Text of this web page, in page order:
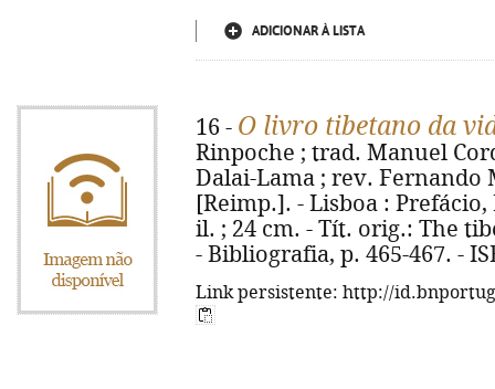
ADICIONAR À LISTA
16 - O livro tibetano da
Rinpoche ; trad. Manuel
Dalai-Lama ; rev. Fernando
[Reimp.]. - Lisboa :
il. ; 24 cm. - Tít. orig.: The
- Bibliografia, p. 465-467. -
Link persistente: http://